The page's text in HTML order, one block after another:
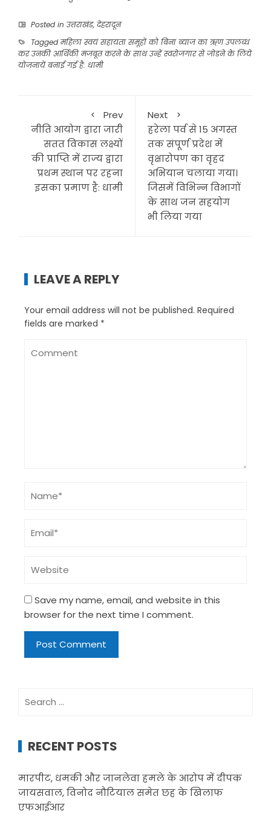
Posted in उत्तराखंड, देहरादून
Tagged महिला स्वयं सहायता समूहों को बिना ब्याज का ऋण उपलब्ध
कर उनकी आर्थिकी मजबूत करने के साथ उन्हें स्वरोजगार से जोडने के लिये
योजनायें बनाई गई है: धामी
Prev
नीति आयोग द्वारा जारी
सतत विकास लक्ष्यों
की प्राप्ति में राज्य द्वारा
प्रथम स्थान पर रहना
इसका प्रमाण है: धामी
Next
हरेला पर्व से 15 अगस्त
तक संपूर्ण प्रदेश में
वृक्षारोपण का वृहद
अभियान चलाया गया।
जिसमें विभिन्न विभागों
के साथ जन सहयोग
भी लिया गया
LEAVE A REPLY
Your email address will not be published. Required
fields are marked *
Save my name, email, and website in this
browser for the next time I comment.
for:
RECENT POSTS
मारपीट, धमकी और जानलेवा हमले के आरोप में दीपक
जायसवाल, विनोद नौटियाल समेत छह के खिलाफ
एफआईआर